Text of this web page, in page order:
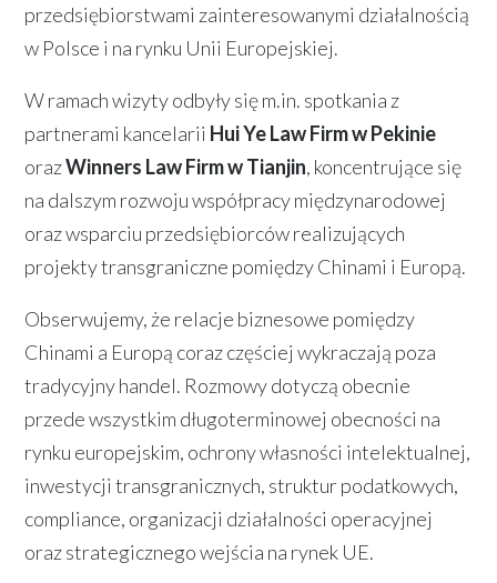
przedsiębiorstwami zainteresowanymi działalnością
w Polsce i na rynku Unii Europejskiej.
W ramach wizyty odbyły się m.in. spotkania z
partnerami kancelarii Hui Ye Law Firm w Pekinie
orazWinners Law Firm w Tianjin, koncentrujące się
na dalszym rozwoju współpracy międzynarodowej
oraz wsparciu przedsiębiorców realizujących
projekty transgraniczne pomiędzy Chinami i Europą.
Obserwujemy, że relacje biznesowe pomiędzy
Chinami a Europą coraz częściej wykraczają poza
tradycyjny handel. Rozmowy dotyczą obecnie
przede wszystkim długoterminowej obecności na
rynku europejskim, ochrony własności intelektualnej,
inwestycji transgranicznych, struktur podatkowych,
compliance, organizacji działalności operacyjnej
oraz strategicznego wejścia na rynek UE.